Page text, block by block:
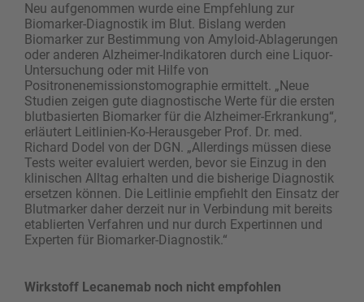
Neu aufgenommen wurde eine Empfehlung zur
Biomarker-Diagnostik im Blut. Bislang werden
Biomarker zur Bestimmung von Amyloid-Ablagerungen
oder anderen Alzheimer-Indikatoren durch eine Liquor-
Untersuchung oder mit Hilfe von
Positronenemissionstomographie ermittelt. „Neue
Studien zeigen gute diagnostische Werte für die ersten
blutbasierten Biomarker für die Alzheimer-Erkrankung“,
erläutert Leitlinien-Ko-Herausgeber Prof. Dr. med.
Richard Dodel von der DGN. „Allerdings müssen diese
Tests weiter evaluiert werden, bevor sie Einzug in den
klinischen Alltag erhalten und die bisherige Diagnostik
ersetzen können. Die Leitlinie empfiehlt den Einsatz der
Blutmarker daher derzeit nur in Verbindung mit bereits
etablierten Verfahren und nur durch Expertinnen und
Experten für Biomarker-Diagnostik.“
Wirkstoff Lecanemab noch nicht empfohlen